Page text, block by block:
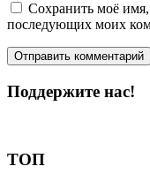
Сохранить моё имя,
последующих моих
Поддержите нас!
ТОП